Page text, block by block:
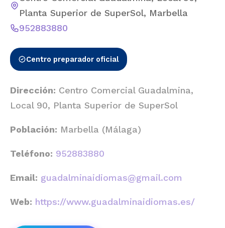
Planta Superior de SuperSol, Marbella
952883880
Centro preparador oficial
Dirección: Centro Comercial Guadalmina,
Local 90, Planta Superior de SuperSol
Población: Marbella (Málaga)
Teléfono: 952883880
Email: guadalminaidiomas@gmail.com
Web: https://www.guadalminaidiomas.es/